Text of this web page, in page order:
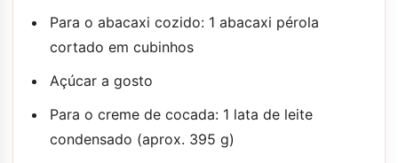
Para o abacaxi cozido: 1 abacaxi pérola
cortado em cubinhos
Açúcar a gosto
Para o creme de cocada: 1 lata de leite
condensado (aprox. 395 g)